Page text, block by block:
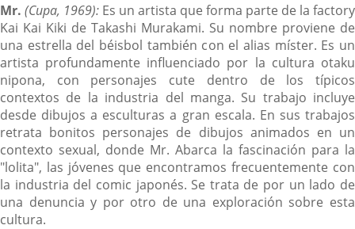
Mr. (Cupa, 1969): Es un artista que forma parte de la factory
Kai Kai Kiki de Takashi Murakami. Su nombre proviene de
una estrella del béisbol también con el alias míster. Es un
artista profundamente influenciado por la cultura otaku
nipona, con personajes cute dentro de los típicos
contextos de la industria del manga. Su trabajo incluye
desde dibujos a esculturas a gran escala. En sus trabajos
retrata bonitos personajes de dibujos animados en un
contexto sexual, donde Mr. Abarca la fascinación para la
"lolita", las jóvenes que encontramos frecuentemente con
la industria del comic japonés. Se trata de por un lado de
una denuncia y por otro de una exploración sobre esta
cultura.